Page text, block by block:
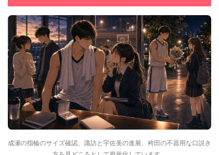
成瀬の指輪のサイズ確認、諏訪と宇佐美の進展、袴田の不器用な口説き